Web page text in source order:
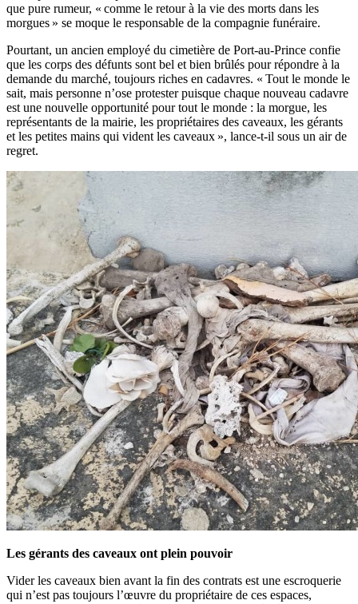
que pure rumeur, « comme le retour à la vie des morts dans les
morgues » se moque le responsable de la compagnie funéraire.
Pourtant, un ancien employé du cimetière de Port-au-Prince confie
que les corps des défunts sont bel et bien brûlés pour répondre à la
demande du marché, toujours riches en cadavres. « Tout le monde le
sait, mais personne n’ose protester puisque chaque nouveau cadavre
est une nouvelle opportunité pour tout le monde : la morgue, les
représentants de la mairie, les propriétaires des caveaux, les gérants
et les petites mains qui vident les caveaux », lance-t-il sous un air de
regret.
Les gérants des caveaux ont plein pouvoir
Vider les caveaux bien avant la fin des contrats est une escroquerie
qui n’est pas toujours l’œuvre du propriétaire de ces espaces,